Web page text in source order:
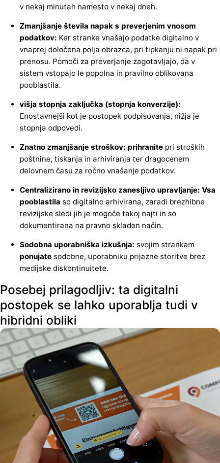
v nekaj minutah namesto v nekaj dneh.
Zmanjšanje števila napak s preverjenim vnosom
podatkov: Ker stranke vnašajo podatke digitalno v
vnaprej določena polja obrazca, pri tipkanju ni napak pri
prenosu. Pomoči za preverjanje zagotavljajo, da v
sistem vstopajo le popolna in pravilno oblikovana
pooblastila.
višja stopnja zaključka (stopnja konverzije):
Enostavnejši kot je postopek podpisovanja, nižja je
stopnja odpovedi.
Znatno zmanjšanje stroškov: prihranite pri stroških
poštnine, tiskanja in arhiviranja ter dragocenem
delovnem času za ročno vnašanje podatkov.
Centralizirano in revizijsko zanesljivo upravljanje: Vsa
pooblastila so digitalno arhivirana, zaradi brezhibne
revizijske sledi jih je mogoče takoj najti in so
dokumentirana na pravno skladen način.
Sodobna uporabniška izkušnja: svojim strankam
ponujate sodobne, uporabniku prijazne storitve brez
medijske diskontinuitete.
Posebej prilagodljiv: ta digitalni
postopek se lahko uporablja tudi v
hibridni obliki